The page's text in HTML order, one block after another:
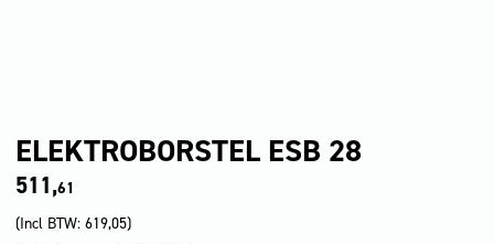
ELEKTROBORSTEL ESB 28
511,61
(Incl BTW: 619,05)